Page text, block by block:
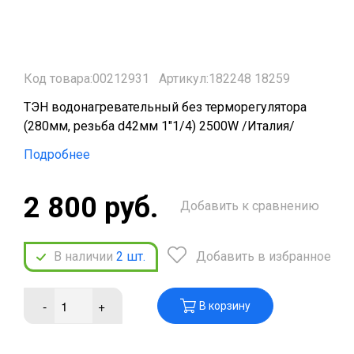
Код товара:00212931
Артикул:182248 18259
ТЭН водонагревательный без терморегулятора
(280мм, резьба d42мм 1"1/4) 2500W /Италия/
Подробнее
2 800 руб.
В наличии 2 шт.
Добавить к сравнению
Добавить в избранное
- + В корзину